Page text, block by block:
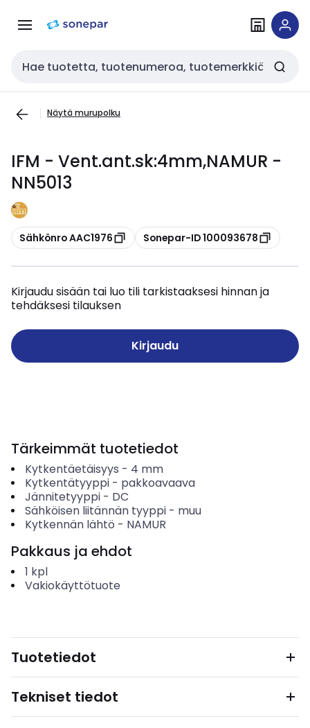
navigointiinsisältöön
Haku
Näytä murupolku
IFM - Vent.ant.sk:4mm,NAMUR -
NN5013
Kopioi
Sähkönro AAC1976 Kopioi
Sonepar-ID 100093678
Kirjaudu sisään tai luo tili tarkistaaksesi hinnan ja
tehdäksesi tilauksen
Kirjaudu
Tärkeimmät tuotetiedot
Kytkentäetäisyys - 4 mm
Kytkentätyyppi- pakkoavaava
Jännitetyyppi- DC
Sähköisen liitännän tyyppi- muu
Kytkennän lähtö - NAMUR
Pakkaus ja ehdot
1 kpl
Vakiokäyttötuote
Tuotetiedot
Tekniset tiedot